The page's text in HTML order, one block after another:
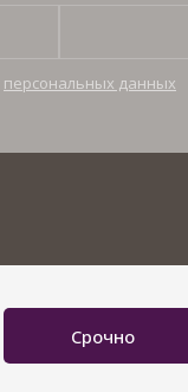
персональных данных
Срочно